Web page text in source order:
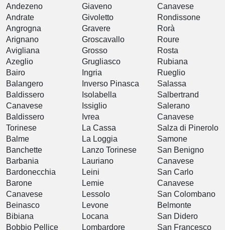
Andezeno
Andrate
Angrogna
Arignano
Avigliana
Azeglio
Bairo
Balangero
Baldissero
Canavese
Baldissero
Torinese
Balme
Banchette
Barbania
Bardonecchia
Barone
Canavese
Beinasco
Bibiana
Bobbio Pellice
Giaveno
Givoletto
Gravere
Groscavallo
Grosso
Grugliasco
Ingria
Inverso Pinasca
Isolabella
Issiglio
Ivrea
La Cassa
La Loggia
Lanzo Torinese
Lauriano
Leini
Lemie
Lessolo
Levone
Locana
Lombardore
Canavese
Rondissone
Rorà
Roure
Rosta
Rubiana
Rueglio
Salassa
Salbertrand
Salerano
Canavese
Salza di Pinerolo
Samone
San Benigno
Canavese
San Carlo
Canavese
San Colombano
Belmonte
San Didero
San Francesco